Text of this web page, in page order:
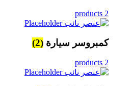
2 products
كمبروسر سيارة (2)
2 products